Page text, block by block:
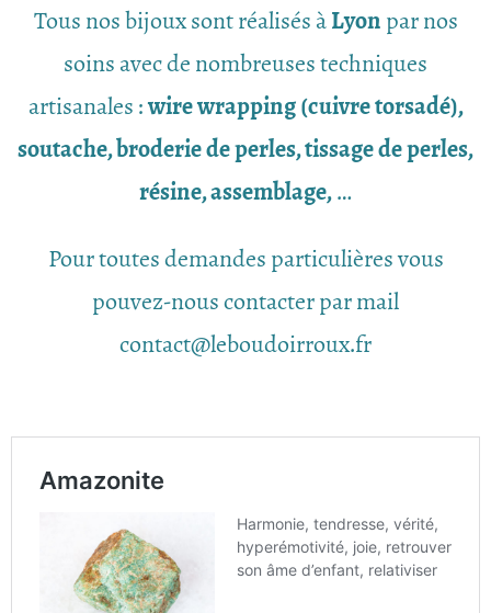
Tous nos bijoux sont réalisés àLyonpar nos
soins avec de nombreuses techniques
artisanales :wire wrapping (cuivre torsadé),
soutache, broderie de perles, tissage de perles,
résine, assemblage,…
Pour toutes demandes particulières vous
pouvez-nous contacter par mail
contact@leboudoirroux.fr